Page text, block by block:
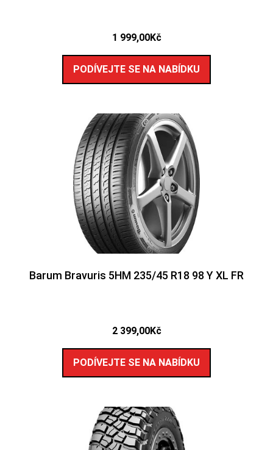
1 999,00Kč
PODÍVEJTE SE NA NABÍDKU
Barum Bravuris 5HM 235/45 R18 98 Y XL FR
2 399,00Kč
PODÍVEJTE SE NA NABÍDKU